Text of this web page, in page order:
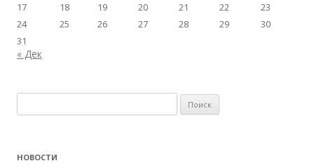
17
18 19 20 21 22
23
24
25 26 27 28 29
30
31
« Дек
НОВОСТИ